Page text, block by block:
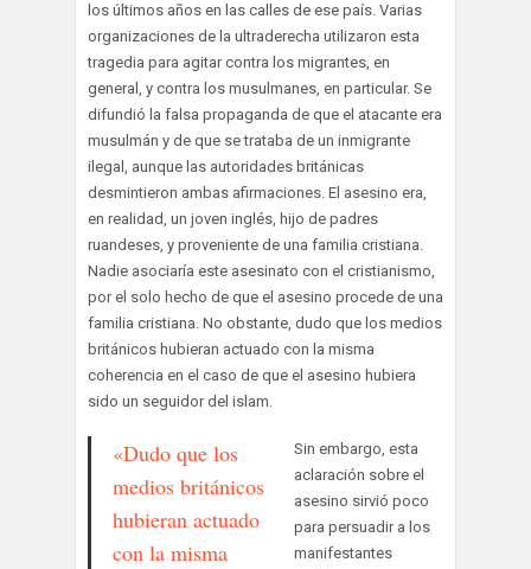
los últimos años en las calles de ese país. Varias
organizaciones de la ultraderecha utilizaron esta
tragedia para agitar contra los migrantes, en
general, y contra los musulmanes, en particular. Se
difundió la falsa propaganda de que el atacante era
musulmán y de que se trataba de un inmigrante
ilegal, aunque las autoridades británicas
desmintieron ambas afirmaciones. El asesino era,
en realidad, un joven inglés, hijo de padres
ruandeses, y proveniente de una familia cristiana.
Nadie asociaría este asesinato con el cristianismo,
por el solo hecho de que el asesino procede de una
familia cristiana. No obstante, dudo que los medios
británicos hubieran actuado con la misma
coherencia en el caso de que el asesino hubiera
sido un seguidor del islam.
«Dudo que los
medios británicos
hubieran actuado
con la misma
Sin embargo, esta
aclaración sobre el
asesino sirvió poco
para persuadir a los
manifestantes